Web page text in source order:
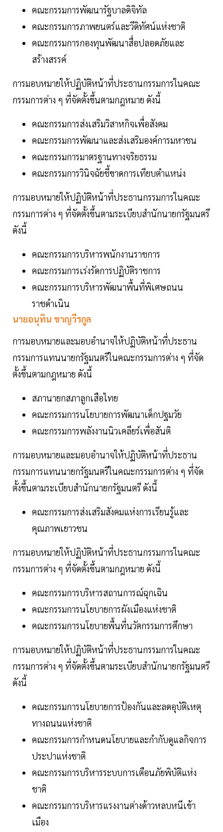
คณะกรรมการพัฒนารัฐบาลดิจิทัล
คณะกรรมการภาพยนตร์และวีดิทัศน์แห่งชาติ
คณะกรรมการกองทุนพัฒนาสื่อปลอดภัยและ
สร้างสรรค์
การมอบหมายให้ปฏิบัติหน้าที่ประธานกรรมการในคณะ
กรรมการต่าง ๆ ที่จัดตั้งขึ้นตามกฎหมาย ดังนี้
คณะกรรมการส่งเสริมวิสาหกิจเพื่อสังคม
คณะกรรมการพัฒนาและส่งเสริมองค์การมหาชน
คณะกรรมการมาตรฐานทางจริยธรรม
คณะกรรมการวินิจฉัยชี้ขาดการเทียบตำแหน่ง
การมอบหมายให้ปฏิบัติหน้าที่ประธานกรรมการในคณะ
กรรมการต่าง ๆ ที่จัดตั้งขึ้นตามระเบียบสำนักนายกรัฐมนตรี
ดังนี้
คณะกรรมการบริหารพนักงานราชการ
คณะกรรมการเร่งรัดการปฏิบัติราชการ
คณะกรรมการบริหารพัฒนาพื้นที่พิเศษถนน
ราชดำเนิน
นายอนุทิน ชาญวีรกูล
การมอบหมายและมอบอำนาจให้ปฏิบัติหน้าที่ประธาน
กรรมการแทนนายกรัฐมนตรีในคณะกรรมการต่าง ๆ ที่จัด
ตั้งขึ้นตามกฎหมาย ดังนี้
สภานายกสภาลูกเสือไทย
คณะกรรมการนโยบายการพัฒนาเด็กปฐมวัย
คณะกรรมการพลังงานนิวเคลียร์เพื่อสันติ
การมอบหมายและมอบอำนาจให้ปฏิบัติหน้าที่ประธาน
กรรมการแทนนายกรัฐมนตรีในคณะกรรมการต่าง ๆ ที่จัด
ตั้งขึ้นตามระเบียบสำนักนายกรัฐมนตรี ดังนี้
คณะกรรมการส่งเสริมสังคมแห่งการเรียนรู้และ
คุณภาพเยาวชน
การมอบหมายให้ปฏิบัติหน้าที่ประธานกรรมการในคณะ
กรรมการต่าง ๆ ที่จัดตั้งขึ้นตามกฎหมาย ดังนี้
คณะกรรมการบริหารสถานการณ์ฉุกเฉิน
คณะกรรมการนโยบายการผังเมืองแห่งชาติ
คณะกรรมการนโยบายพื้นที่นวัตกรรมการศึกษา
การมอบหมายให้ปฏิบัติหน้าที่ประธานกรรมการในคณะ
กรรมการต่าง ๆ ที่จัดตั้งขึ้นตามระเบียบสำนักนายกรัฐมนตรี
ดังนี้
คณะกรรมการนโยบายการป้องกันและลดอุบัติเหตุ
ทางถนนแห่งชาติ
คณะกรรมการกำหนดนโยบายและกำกับดูแลกิจการ
ประปาแห่งชาติ
คณะกรรมการบริหารระบบการเตือนภัยพิบัติแห่ง
ชาติ
คณะกรรมการบริหารแรงงานต่างด้าวหลบหนีเข้า
เมือง